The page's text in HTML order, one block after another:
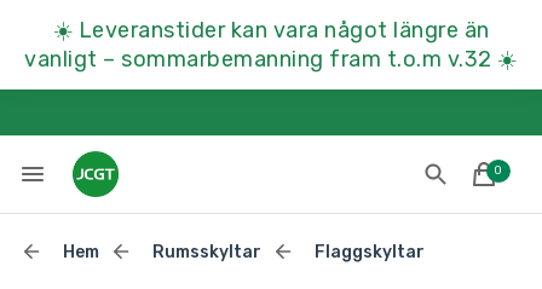
☀️ Leveranstider kan vara något längre än
vanligt – sommarbemanning fram t.o.m v.32 ☀️
0
Hem Rumsskyltar Flaggskyltar